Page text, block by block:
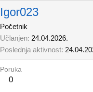
Igor023
Početnik
Učlanjen 24.04.2026.
Poslednja aktivnost
Poruka
0